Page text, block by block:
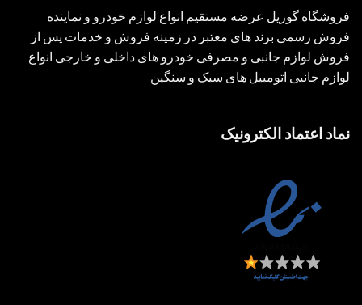
فروشگاه گوریل عرضه مستقیم انواع لوازم خودرو و نماینده
فروش رسمی برند های معتبر در زمینه فروش و خدمات پس از
فروش لوازم جانبی و مصرفی خودرو های داخلی و خارجی انواع
لوازم جانبی اتومبیل های سبک و سنگین
نماد اعتماد الکترونیک